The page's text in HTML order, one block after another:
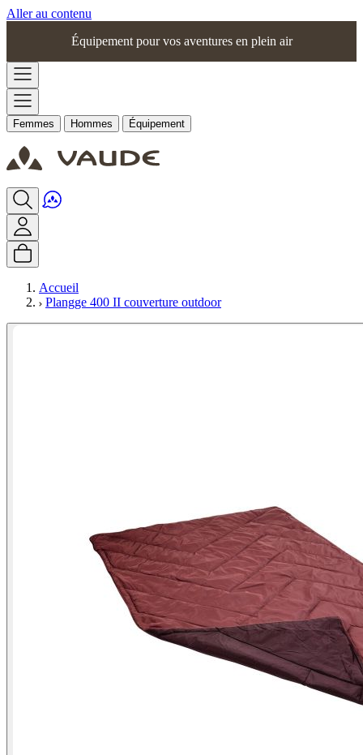
Aller au contenu
Équipement pour vos aventures en plein air
Femmes Hommes Équipement
Accueil
Plangge 400 II couverture outdoor